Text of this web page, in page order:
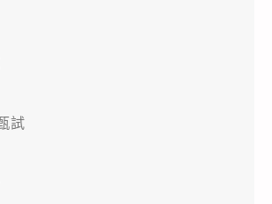
試